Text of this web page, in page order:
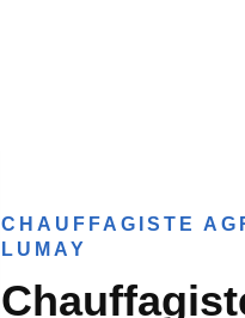
CHAUFFAGISTE
LUMAY